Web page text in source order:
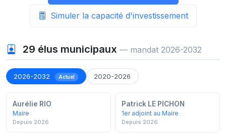
Simuler la capacité d'investissement
29 élus municipaux — mandat 2026-2032
2026-2032 Actuel 2020-2026
Aurélie RIO
Maire
Depuis 2026
Patrick LE PICHON
1er adjoint au Maire
Depuis 2026